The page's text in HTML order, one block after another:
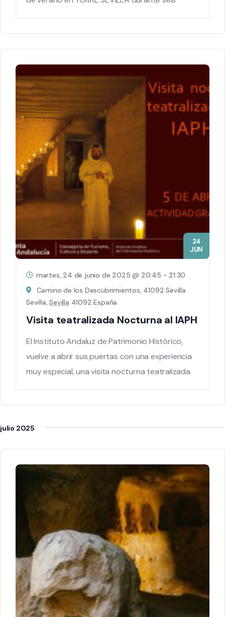
24
JUN
martes, 24 de junio de 2025 @ 20:45 - 21:30
Camino de los Descubrimientos, 41092 Sevilla
Sevilla,Sevilla 41092 España
Visita teatralizada Nocturna al IAPH
El Instituto Andaluz de Patrimonio Histórico,
vuelve a abrir sus puertas con una experiencia
muy especial, una visita nocturna teatralizada
julio 2025